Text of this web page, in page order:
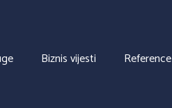
Biznis vijesti Reference